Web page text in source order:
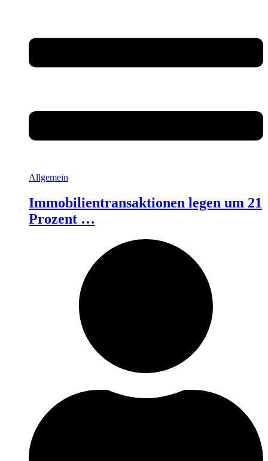
Allgemein
Immobilientransaktionen legen um 21
Prozent …